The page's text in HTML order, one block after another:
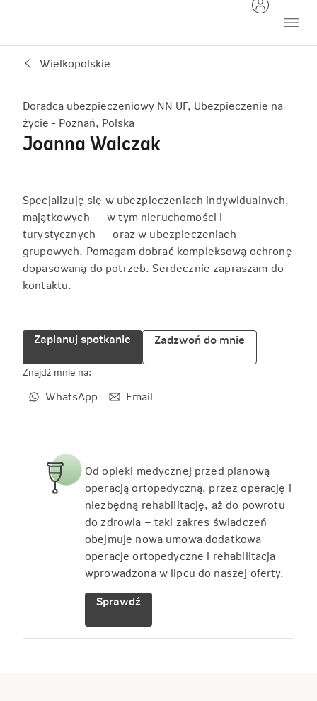
Wielkopolskie
Doradca ubezpieczeniowy NN UF, Ubezpieczenie na
życie - Poznań, Polska
Joanna Walczak
Specjalizuję się w ubezpieczeniach indywidualnych,
majątkowych — w tym nieruchomości i
turystycznych — oraz w ubezpieczeniach
grupowych. Pomagam dobrać kompleksową ochronę
dopasowaną do potrzeb. Serdecznie zapraszam do
kontaktu.
Zaplanuj spotkanie Zadzwoń do mnie
Znajdź mnie na:
WhatsApp Email
Od opieki medycznej przed planową
operacją ortopedyczną, przez operację i
niezbędną rehabilitację, aż do powrotu
do zdrowia – taki zakres świadczeń
obejmuje nowa umowa dodatkowa
operacje ortopedyczne i rehabilitacja
wprowadzona w lipcu do naszej oferty.
Sprawdź